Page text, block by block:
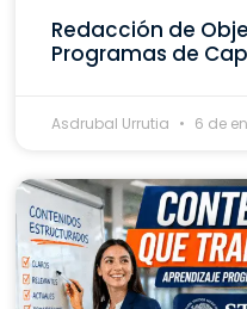
Redacción de
Programas de
Asdrubal Urrutia 6 de